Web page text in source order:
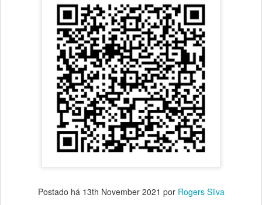
Postado há 13th November 2021 por Rogers Silva